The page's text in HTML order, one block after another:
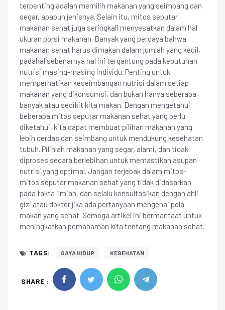
terpenting adalah memilih makanan yang seimbang dan
segar, apapun jenisnya. Selain itu, mitos seputar
makanan sehat juga seringkali menyesatkan dalam hal
ukuran porsi makanan. Banyak yang percaya bahwa
makanan sehat harus dimakan dalam jumlah yang kecil,
padahal sebenarnya hal ini tergantung pada kebutuhan
nutrisi masing-masing individu. Penting untuk
memperhatikan keseimbangan nutrisi dalam setiap
makanan yang dikonsumsi, dan bukan hanya seberapa
banyak atau sedikit kita makan. Dengan mengetahui
beberapa mitos seputar makanan sehat yang perlu
diketahui, kita dapat membuat pilihan makanan yang
lebih cerdas dan seimbang untuk mendukung kesehatan
tubuh. Pilihlah makanan yang segar, alami, dan tidak
diproses secara berlebihan untuk memastikan asupan
nutrisi yang optimal. Jangan terjebak dalam mitos-
mitos seputar makanan sehat yang tidak didasarkan
pada fakta ilmiah, dan selalu konsultasikan dengan ahli
gizi atau dokter jika ada pertanyaan mengenai pola
makan yang sehat. Semoga artikel ini bermanfaat untuk
meningkatkan pemahaman kita tentang makanan sehat.
TAGS: GAYA HIDUP KESEHATAN
SHARE :